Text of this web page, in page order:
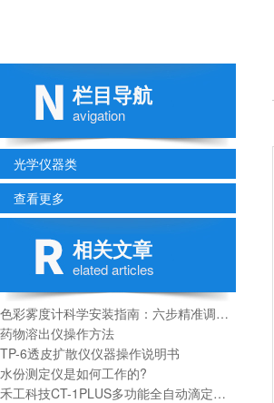
栏目导航
avigation
光学仪器类
查看更多
相关文章
elated articles
色彩雾度计科学安装指南：六步精准调试流程
药物溶出仪操作方法
TP-6透皮扩散仪仪器操作说明书
水份测定仪是如何工作的?
禾工科技CT-1PLUS多功能全自动滴定仪技术参数